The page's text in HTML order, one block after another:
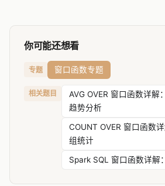
你可能还想看
专题 窗口函数专题
相关题目
AVG OVER 窗口函数详解
趋势分析
COUNT OVER 窗口函数
组统计
Spark SQL 窗口函数详解